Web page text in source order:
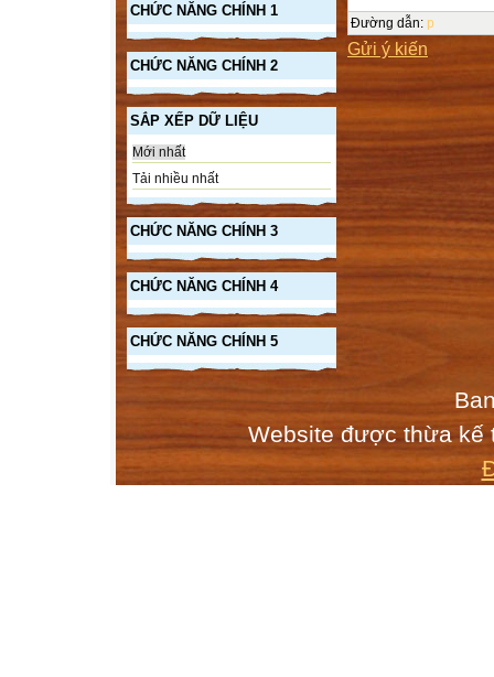
CHỨC NĂNG CHÍNH 1
CHỨC NĂNG CHÍNH 2
SẮP XẾP DỮ LIỆU
Mới nhất
Tải nhiều nhất
CHỨC NĂNG CHÍNH 3
CHỨC NĂNG CHÍNH 4
CHỨC NĂNG CHÍNH 5
H: Em hãy nêu
GV hd học sinh
- Nhận xét,
H: Gặp các
văn bản đã học
H: Để trả lời
kiểu văn bản
H: Em có thể
* Trong đời
ra trong cuộc
chí...
Đường dẫn: p
Gửi ý kiến
Website được thừa